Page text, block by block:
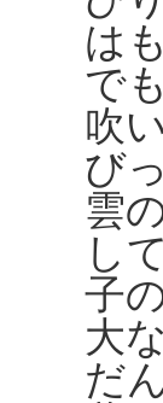
は
で
吹
び
雲
し
子
大
だ